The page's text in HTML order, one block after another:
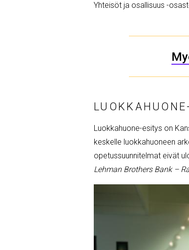
Yhteisöt ja osallisuus -
Luokkahuone-esitys on
keskelle luokkahuoneen
opetussuunnitelmat eivät
Lehman Brothers Bank –